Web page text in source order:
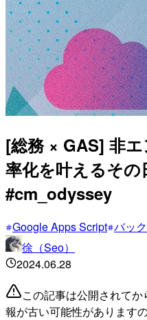
[総務 × GAS] 非
率化を叶えるそ
#cm_odyssey
Google Apps Script バッ
徐（Seo）
2024.06.28
この記事は公開されて
報が古い可能性があります